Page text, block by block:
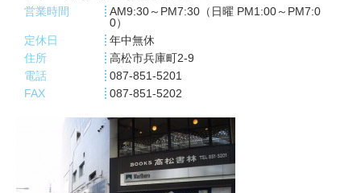
営業時間
AM9:30～PM7:30（日曜 PM1:00～PM7:0
0）
定休日
年中無休
住所
高松市兵庫町2-9
電話
087-851-5201
FAX
087-851-5202